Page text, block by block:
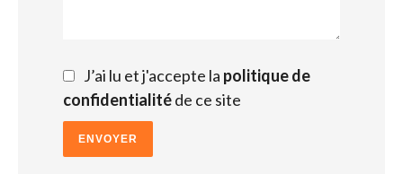
J’ai lu et j'accepte la politique de
confidentialitéde ce site
ENVOYER